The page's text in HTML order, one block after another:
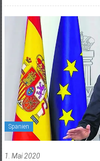
Spanien
1. Mai 2020